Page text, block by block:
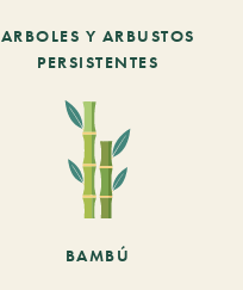
ARBOLES Y ARBUSTOS
PERSISTENTES
BAMBÚ